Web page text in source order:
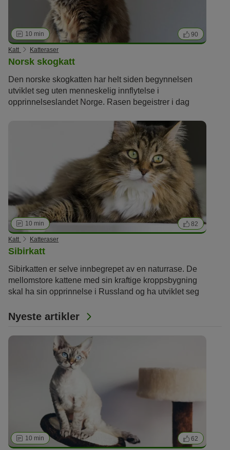
10 min 90
Katt Katteraser
Norsk skogkatt
Den norske skogkatten har helt siden begynnelsen
utviklet seg uten menneskelig innflytelse i
opprinnelseslandet Norge. Rasen begeistrer i dag
karakter. Det er dog ikke bare kattens utseende som er
opprinnelig hos denne rasen!
10 min 82
Katt Katteraser
Sibirkatt
Sibirkatten er selve innbegrepet av en naturrase. De
mellomstore kattene med sin kraftige kroppsbygning
skal ha sin opprinnelse i Russland og ha utviklet seg
ikke før på 80-tallet. Skogkattene, som også kalles
overbeviser sine fans med utseendet sitt og sin
ukompliserte personlighet. Den fyldige pelsen til
denne naturrasen er tilpasset de iskalde vinterne og
varme sommerne i Sibir. Den varmer katten i den
kalde årstiden og er lett nok for de varme
sommermånedene.
Nyeste artikler
10 min 62